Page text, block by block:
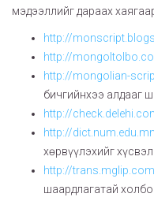
мэдээллийг дараах
http://
http://
http://mongolian-
бичгийнхээ алдааг
http://
http://
хөрвүүлэхийг хүсвэл
http://
шаардлагатай